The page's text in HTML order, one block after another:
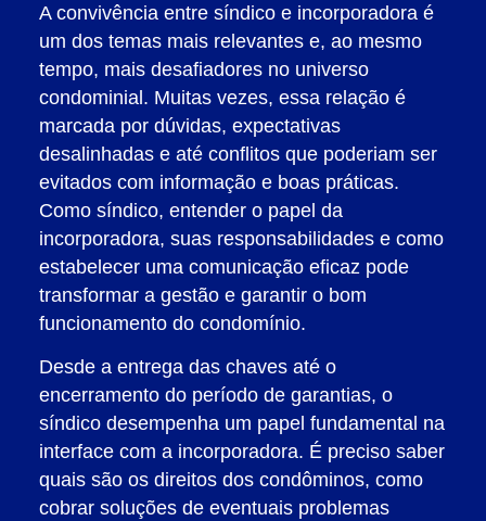
A convivência entre síndico e incorporadora é
um dos temas mais relevantes e, ao mesmo
tempo, mais desafiadores no universo
condominial. Muitas vezes, essa relação é
marcada por dúvidas, expectativas
desalinhadas e até conflitos que poderiam ser
evitados com informação e boas práticas.
Como síndico, entender o papel da
incorporadora, suas responsabilidades e como
estabelecer uma comunicação eficaz pode
transformar a gestão e garantir o bom
funcionamento do condomínio.
Desde a entrega das chaves até o
encerramento do período de garantias, o
síndico desempenha um papel fundamental na
interface com a incorporadora. É preciso saber
quais são os direitos dos condôminos, como
cobrar soluções de eventuais problemas